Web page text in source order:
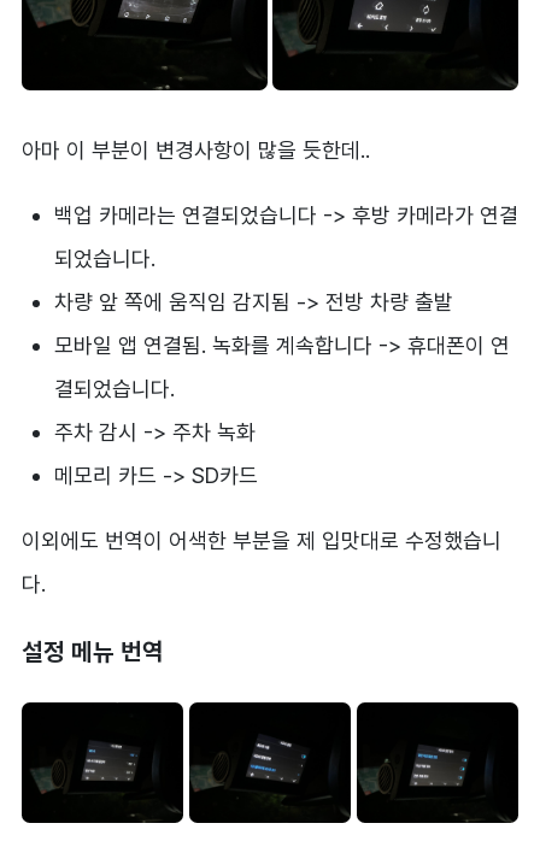
아마 이 부분이 변경사항이 많을 듯한데..
백업 카메라는 연결되었습니다 -> 후방 카메라가 연결
되었습니다.
차량 앞 쪽에 움직임 감지됨 -> 전방 차량 출발
모바일 앱 연결됨. 녹화를 계속합니다 -> 휴대폰이 연
결되었습니다.
주차 감시 -> 주차 녹화
메모리 카드 -> SD카드
이외에도 번역이 어색한 부분을 제 입맛대로 수정했습니
다.
설정 메뉴 번역